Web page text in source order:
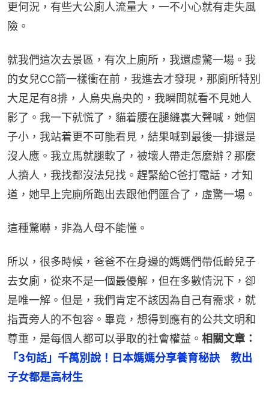
更何況，有些大公廁人流量大，一不小心就有走失風
險。
就我們這次去景區，有次上廁所，我還虛驚一場。我
的女兒CC箭一樣衝在前，我進去才發現，那廁所特別
大足足有8排，人烏央烏央的，我瞬間就看不見她人
影了。我一下就慌了，貓着腰在腿縫裏大聲喊，她個
子小，我站着更不可能看見，結果喊到最後一排還是
沒人應。我立馬就腿軟了，被壞人帶走怎麼辦？那麼
人擠人，我找都沒法兒找。趕緊給C爸打電話，才知
道，她早上完廁所跑出去跟他們匯合了，虛驚一場。
這種驚嚇，非為人母不能懂。
所以，很多時候，爸爸不在身邊的媽媽們帶低齡兒子
去女廁，從來不是一個最優解，但在多數情況下，卻
是唯一解。但是，我們肯定不該因為自己有需求，就
指責旁人的不包容。畢竟，想得到應有的公共文明和
尊重，是每個人都可以爭取的社會權益。 相關文章：
「3句話」千萬別說！日本媽媽分享養育秘訣　教出
子女都是高材生